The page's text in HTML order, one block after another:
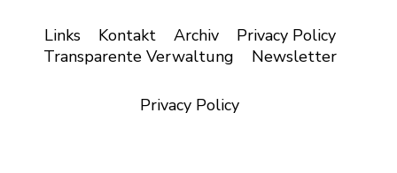
Links Kontakt Archiv
Privacy Policy
Transparente Verwaltung
Newsletter
Privacy Policy